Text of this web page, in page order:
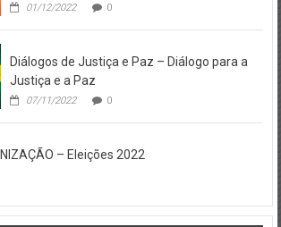
01/12/2022 0
Diálogos de Justiça e Paz – Diálogo para a
Justiça e a Paz
07/11/2022 0
– Eleições 2022